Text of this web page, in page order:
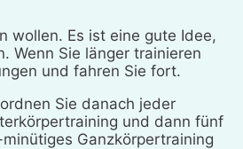
wollen. Es ist eine gute Idee,
Wenn Sie länger trainieren
und fahren Sie fort.
Sie danach jeder
und dann fünf
Ganzkörpertraining